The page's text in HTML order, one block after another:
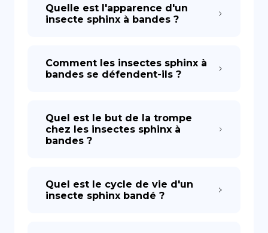
Quelle est l'apparence d'un
insecte sphinx à bandes ?
Comment les insectes sphinx à
bandes se défendent-ils ?
Quel est le but de la trompe
chez les insectes sphinx à
bandes ?
Quel est le cycle de vie d'un
insecte sphinx bandé ?